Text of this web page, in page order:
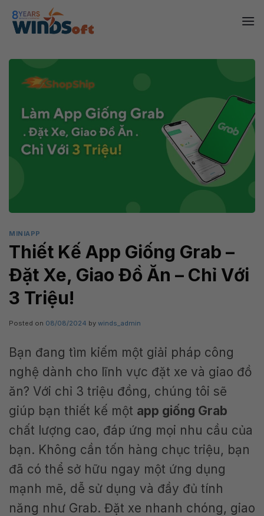
content
MINIAPP
Thiết Kế App Giống Grab –
Đặt Xe, Giao Đồ Ăn – Chỉ Với
3 Triệu!
Posted on 08/08/2024 by winds_admin
Bạn đang tìm kiếm một giải pháp công
nghệ dành cho lĩnh vực đặt xe và giao đồ
ăn? Với chỉ 3 triệu đồng, chúng tôi sẽ
giúp bạn thiết kế một app giống Grab
chất lượng cao, đáp ứng mọi nhu cầu của
bạn. Không cần tốn hàng chục triệu, bạn
đã có thể sở hữu ngay một ứng dụng
mạnh mẽ, dễ sử dụng và đầy đủ tính
năng như Grab. Đặt xe nhanh chóng, giao